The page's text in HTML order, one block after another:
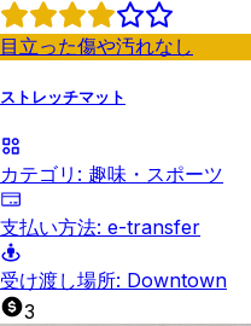
目立った傷や汚れなし
ストレッチマット
カテゴリ: 趣味・スポーツ
支払い方法: e-transfer
受け渡し場所: Downtown
3